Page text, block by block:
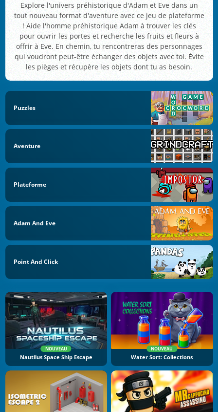
Explore l'univers préhistorique d'Adam et Eve dans un
tout nouveau format d'aventure avec ce jeu de plateforme
! Aide l'homme préhistorique Adam à trouver les clés
pour ouvrir les portes et recherche les fruits et fleurs à
offrir à Eve. En chemin, tu rencontreras des personnages
qui voudront peut-être échanger des objets avec toi. Évite
les pièges et récupère les objets dont tu as besoin.
Puzzles
Aventure
Plateforme
Adam And Eve
Point And Click
NOUVEAU
Nautilus Space Ship Escape
NOUVEAU
Water Sort: Collections